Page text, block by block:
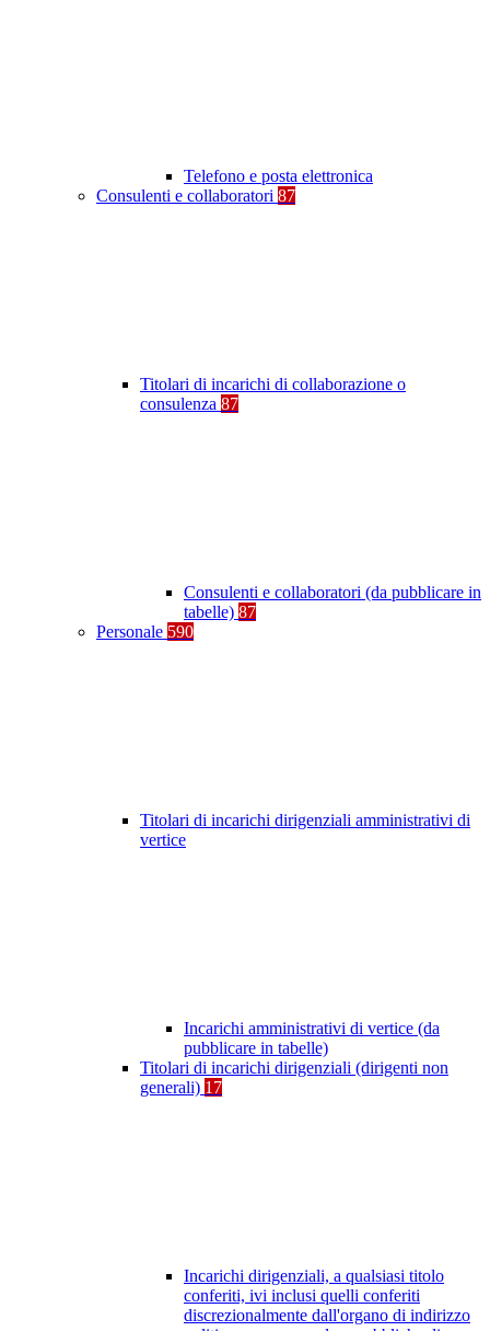
Telefono e posta elettronica
Consulenti e collaboratori 87
Titolari di incarichi di collaborazione o
consulenza 87
Consulenti e collaboratori (da pubblicare in
tabelle) 87
Personale 590
Titolari di incarichi dirigenziali amministrativi di
vertice
Incarichi amministrativi di vertice (da
pubblicare in tabelle)
Titolari di incarichi dirigenziali (dirigenti non
generali) 17
Incarichi dirigenziali, a qualsiasi titolo
conferiti, ivi inclusi quelli conferiti
discrezionalmente dall'organo di indirizzo